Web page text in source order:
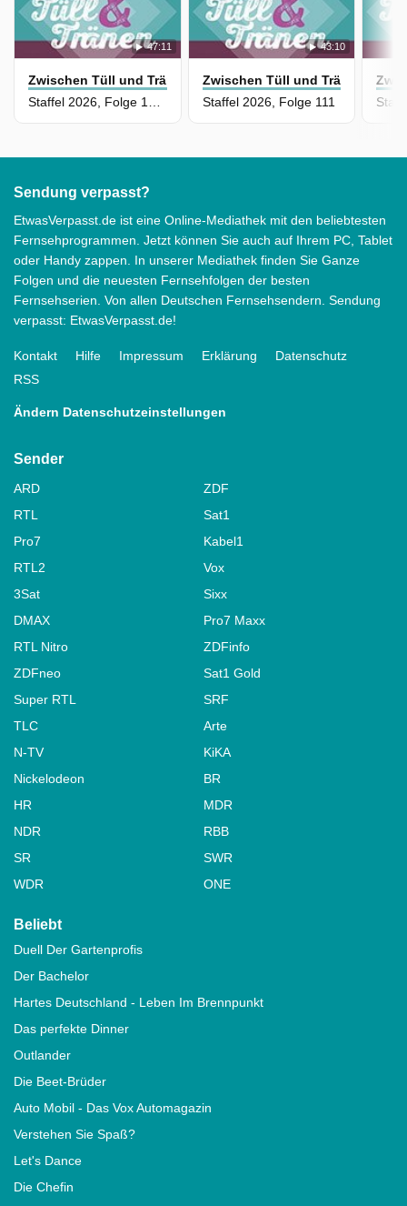
47:11
Zwischen Tüll und Tränen
43:10
Zwischen Tüll und Tränen
Staffel 2026, Folge 111
Sendung verpasst?
EtwasVerpasst.de ist eine Online-Mediathek mit den beliebtesten
Fernsehprogrammen. Jetzt können Sie auch auf Ihrem PC, Tablet
oder Handy zappen. In unserer Mediathek finden Sie Ganze
Folgen und die neuesten Fernsehfolgen der besten
Fernsehserien. Von allen Deutschen Fernsehsendern. Sendung
verpasst: EtwasVerpasst.de!
Kontakt Hilfe Impressum Erklärung
Datenschutz
RSS
Ändern Datenschutzeinstellungen
Sender
ARD
ZDF
RTL
Sat1
Pro7
Kabel1
RTL2
Vox
3Sat
Sixx
DMAX
Pro7 Maxx
RTL Nitro
ZDFinfo
ZDFneo
Sat1 Gold
Super RTL
SRF
TLC
Arte
N-TV
KiKA
Nickelodeon
BR
HR
MDR
NDR
RBB
SR
SWR
WDR
ONE
Beliebt
Duell Der Gartenprofis
Der Bachelor
Hartes Deutschland - Leben Im Brennpunkt
Das perfekte Dinner
Outlander
Die Beet-Brüder
Auto Mobil - Das Vox Automagazin
Verstehen Sie Spaß?
Let's Dance
Die Chefin